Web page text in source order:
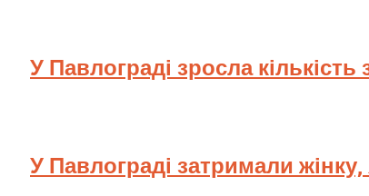
У Павлограді зросла
У Павлограді затримали